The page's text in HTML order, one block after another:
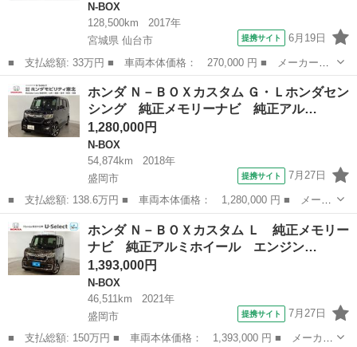
N-BOX
128,500km
2017年
宮城県 仙台市
提携サイト 6月19日
■ 支払総額: 33万円 ■ 車両本体価格： 270,000 円 ■ メーカー
名： ホンダ ■ 車種名： Ｎ－ＢＯＸ ■ グレード名： Ｇ・Ｌパ
ッケージ 《４ＷＤ》《後期最終モデル》《車検２年》ＣＤオーディ
オ／パワースライ...
宮城 N-BOX
ホンダ Ｎ－ＢＯＸカスタム Ｇ・Ｌホンダセン
シング 純正メモリーナビ 純正アル…
1,280,000円
N-BOX
54,874km
2018年
盛岡市
提携サイト 7月27日
■ 支払総額: 138.6万円 ■ 車両本体価格： 1,280,000 円 ■ メーカ
ー名： ホンダ ■ 車種名： Ｎ－ＢＯＸカスタム ■ グレード
名： Ｇ・Ｌホンダセンシング 純正メモリーナビ 純正アルミホイ
ール 両側電...
岩手 盛岡市 N-BOX
ホンダ Ｎ－ＢＯＸカスタム Ｌ 純正メモリー
ナビ 純正アルミホイール エンジン…
1,393,000円
N-BOX
46,511km
2021年
盛岡市
提携サイト 7月27日
■ 支払総額: 150万円 ■ 車両本体価格： 1,393,000 円 ■ メーカー